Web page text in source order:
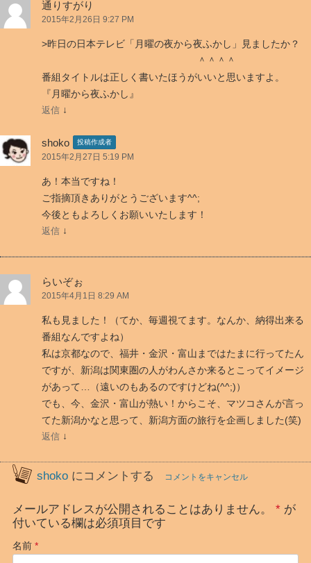
レ
の
し」
を
て
こ
【金
沢
vs
新
潟】」
3
の
フ
ー
通りすがり
2015年2月26日 9:27 PM
>昨日の日本テレビ「月曜の夜から夜ふかし」見ましたか？
＾＾＾＾
番組タイトルは正しく書いたほうがいいと思いますよ。
『月曜から夜ふかし』
返信 ↓
shoko 投稿作成者
2015年2月27日 5:19 PM
あ！本当ですね！
ご指摘頂きありがとうございます^^;
今後ともよろしくお願いいたします！
返信 ↓
らいぞぉ
2015年4月1日 8:29 AM
私も見ました！（てか、毎週視てます。なんか、納得出来る
番組なんですよね）
私は京都なので、福井・金沢・富山まではたまに行ってたん
ですが、新潟は関東圏の人がわんさか来るとこってイメージ
があって…（遠いのもあるのですけどね(^^;)）
でも、今、金沢・富山が熱い！からこそ、マツコさんが言っ
てた新潟かなと思って、新潟方面の旅行を企画しました(笑)
返信 ↓
shokoにコメントする コメントをキャンセル
メールアドレスが公開されることはありません。 *が
付いている欄は必須項目です
名前 *